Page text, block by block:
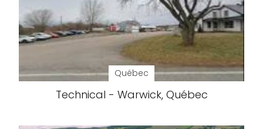
Québec
Technical - Warwick, Québec